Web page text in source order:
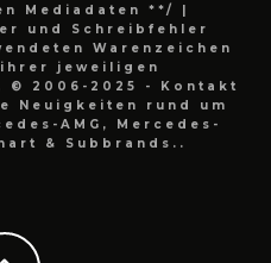
Mediadaten **/
|
und Schreibfehler
Warenzeichen
jeweiligen
© 2006-2025 - Kontakt
Neuigkeiten rund um
AMG, Mercedes-
& Subbrands..